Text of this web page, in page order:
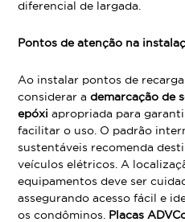
diferencial de largada.
Pontos de atenção na
Ao instalar pontos de
considerar ademarcação de
epóxiapropriada para
facilitar o uso. O padrão
sustentáveis recomenda
veículos elétricos. A
equipamentos deve ser
assegurando acesso fácil e
os condôminos. Placas